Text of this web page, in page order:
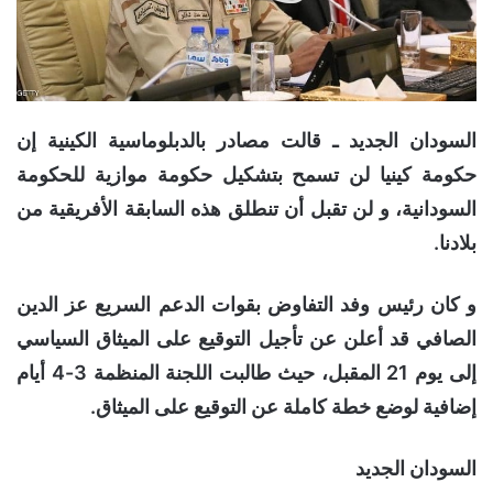
السودان الجديد ـ قالت مصادر بالدبلوماسية الكينية إن
حكومة كينيا لن تسمح بتشكيل حكومة موازية للحكومة
السودانية، و لن تقبل أن تنطلق هذه السابقة الأفريقية من
بلادنا.
و كان رئيس وفد التفاوض بقوات الدعم السريع عز الدين
الصافي قد أعلن عن تأجيل التوقيع على الميثاق السياسي
إلى يوم 21 المقبل، حيث طالبت اللجنة المنظمة 3-4 أيام
إضافية لوضع خطة كاملة عن التوقيع على الميثاق.
السودان الجديد